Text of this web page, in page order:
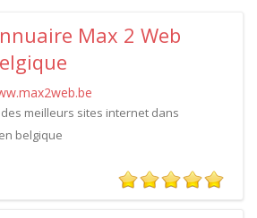
Max 2 Web
meilleurs sites internet dans
belgique